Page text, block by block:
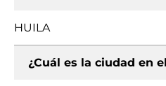
HUILA
¿Cuál es la ciudad en